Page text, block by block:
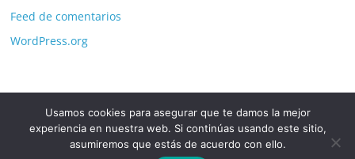
Feed de comentarios
WordPress.org
Copyright © 2026 . All rights reserved.
ColorMag Pro by ThemeGrill. Powered byWordPress.
Usamos cookies para asegurar que te damos la mejor
experiencia en nuestra web. Si continúas usando este sitio,
asumiremos que estás de acuerdo con ello.